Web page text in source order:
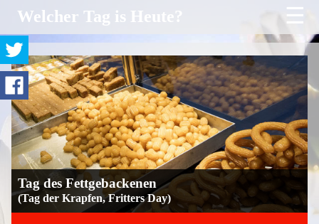
Welcher Tag is Heute? ☰
Tag des Fettgebackenen
(Tag der Krapfen, Fritters Day)